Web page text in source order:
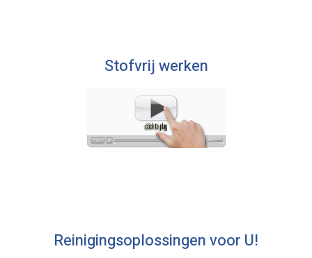
Stofvrij werken
Reinigingsoplossingen voor U!